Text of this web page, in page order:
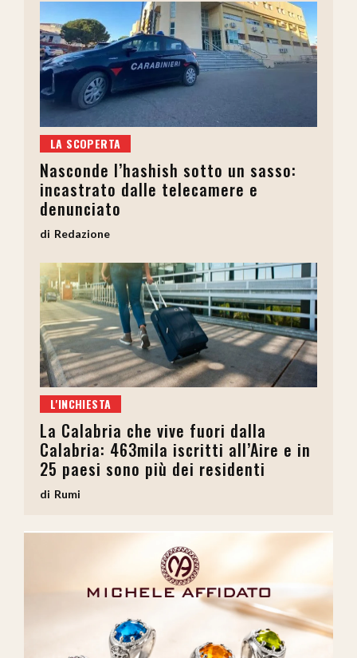
LA SCOPERTA
Nasconde l’hashish sotto un sasso:
incastrato dalle telecamere e
denunciato
Redazione
L'INCHIESTA
La Calabria che vive fuori dalla
Calabria: 463mila iscritti all’Aire e in
25 paesi sono più dei residenti
Rumi